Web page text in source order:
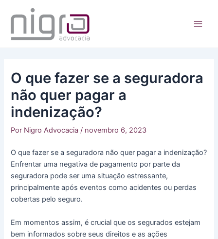
para
conteúdo
O que fazer se a seguradora
não quer pagar a
indenização?
Por Nigro Advocacia / novembro 6, 2023
O que fazer se a seguradora não quer pagar a indenização?
Enfrentar uma negativa de pagamento por parte da
seguradora pode ser uma situação estressante,
principalmente após eventos como acidentes ou perdas
cobertas pelo seguro.
Em momentos assim, é crucial que os segurados estejam
bem informados sobre seus direitos e as ações